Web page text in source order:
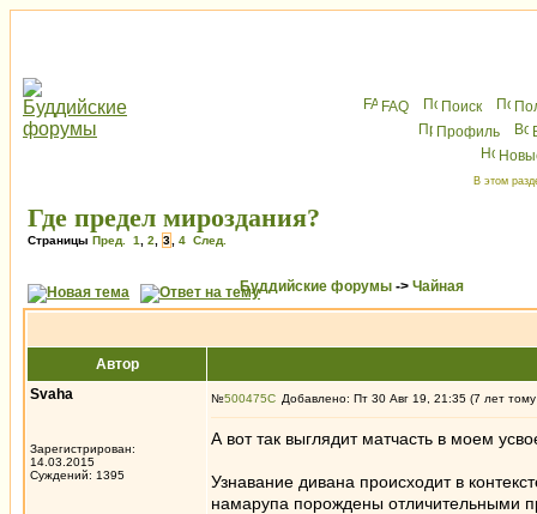
FAQ Поиск
Профиль
В этом
Где предел мироздания?
Страницы Пред. 1 2 3 4 След.
Буддийские форумы -> Чайная
Автор
Svaha
Зарегистрирован:
14.03.2015
Суждений: 1395
№500475 Добавлено: Пт 30 Авг 19, 21:35 (7 лет
А вот так выглядит матчасть в моем
Узнавание дивана происходит в
намарупа порождены отличительными